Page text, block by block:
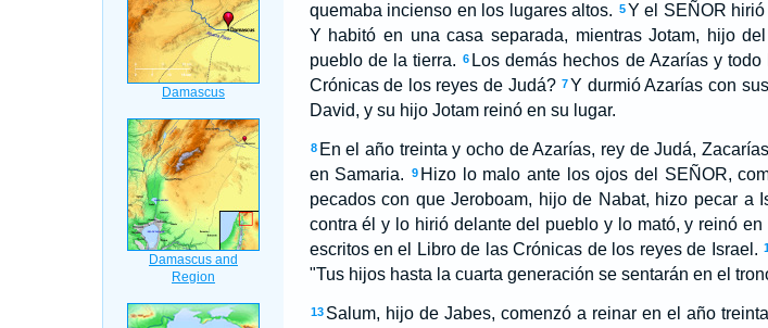
quemaba incienso en los lugares altos. 5 Y el SEÑOR
Y habitó en una casa separada, mientras Jotam, hijo
pueblo de la tierra. 6 Los demás hechos de Azarías y
Crónicas de los reyes de Judá? 7Y durmió Azarías con
David, y su hijo Jotam reinó en su lugar.
8 En el año treinta y ocho de Azarías, rey de Judá,
en Samaria.
9 Hizo lo malo ante los ojos del SEÑOR,
pecados con que Jeroboam, hijo de Nabat, hizo pecar a
contra él y lo hirió delante del pueblo y lo mató, y reinó en
escritos en el Libro de las Crónicas de los reyes de Israel.
"Tus hijos hasta la cuarta generación se sentarán en el
13 Salum, hijo de Jabes, comenzó a reinar en el año